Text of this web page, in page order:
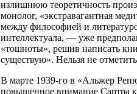
излишнюю теоретичность
монолог, «экстравагантная
между философией и
интеллектуала, — уже
«тошноты», решив написать
существую». Нельзя не
В марте 1939-го в «Альжер
повышенное внимание Сартра